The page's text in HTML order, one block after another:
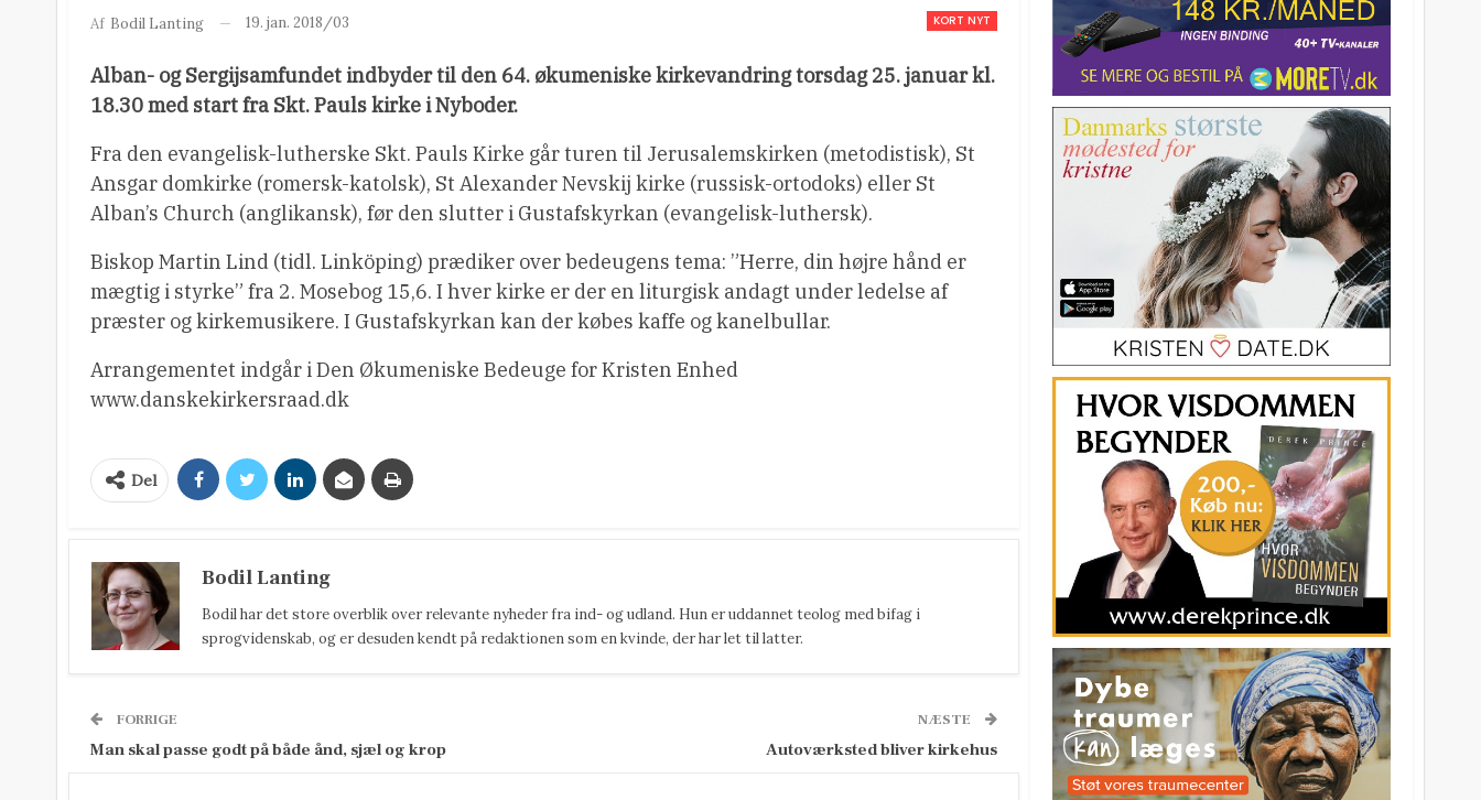
KORT NYT
Af Bodil Lanting 19. jan. 2018/03
Alban- og Sergijsamfundet indbyder til den 64. økumeniske kirkevandring torsdag 25. januar kl.
18.30 med start fra Skt. Pauls kirke i Nyboder.
Fra den evangelisk-lutherske Skt. Pauls Kirke går turen til Jerusalemskirken (metodistisk), St
Ansgar domkirke (romersk-katolsk), St Alexander Nevskij kirke (russisk-ortodoks) eller St
Alban’s Church (anglikansk), før den slutter i Gustafskyrkan (evangelisk-luthersk).
Biskop Martin Lind (tidl. Linköping) prædiker over bedeugens tema: ”Herre, din højre hånd er
mægtig i styrke” fra 2. Mosebog 15,6. I hver kirke er der en liturgisk andagt under ledelse af
præster og kirkemusikere. I Gustafskyrkan kan der købes kaffe og kanelbullar.
Arrangementet indgår i Den Økumeniske Bedeuge for Kristen Enhed
www.danskekirkersraad.dk
Del
Bodil Lanting
Bodil har det store overblik over relevante nyheder fra ind- og udland. Hun er uddannet teolog med bifag i
sprogvidenskab, og er desuden kendt på redaktionen som en kvinde, der har let til latter.
FORRIGE
Man skal passe godt på både ånd, sjæl og krop
NÆSTE
Autoværksted bliver kirkehus